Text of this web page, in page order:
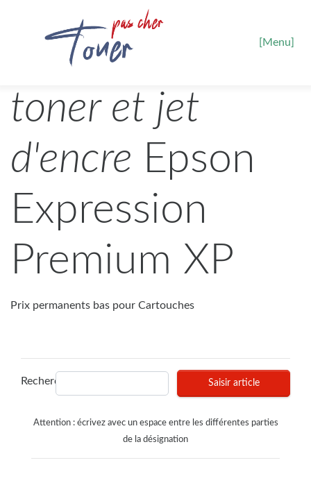
[Menu]
toner et jet
d'encre Epson
Expression
Premium XP
Prix permanents bas pour Cartouches
Recherches Saisir article
Attention : écrivez avec un espace entre les différentes parties
de la désignation